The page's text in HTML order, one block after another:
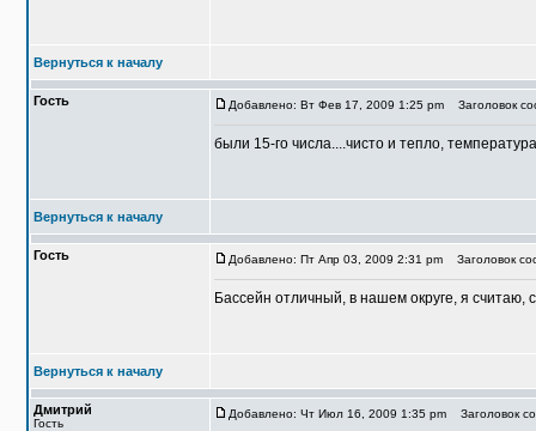
Вернуться к началу
Гость Добавлено: Вт Фев 17, 2009 1:25 pm Заголовок
были 15-го числа....чисто и тепло,
Вернуться к началу
Гость Добавлено: Пт Апр 03, 2009 2:31 pm Заголовок
Бассейн отличный, в нашем округе, я считаю,
Вернуться к началу
Дмитрий
Гость
Добавлено: Чт Июл 16, 2009 1:35 pm Заголовок